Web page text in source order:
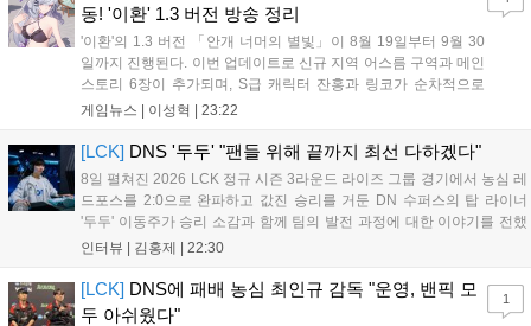
동! '이환' 1.3 버전 방송 정리
'이환'의 1.3 버전 「안개 너머의 별빛」이 8월 19일부터 9월 30
일까지 진행된다. 이번 업데이트로 신규 지역 어스름 구역과 메인
스토리 6장이 추가되며, S급 캐릭터 잔홍과 링코가 순차적으로
등장한다. 여름 시즌을 맞아 비치발리볼, 수상 오토바이 등 다채
의성도 강화된다. 8월 11일까지 사용 가능한 교환 코드 3종이 제
게임뉴스 | 이성혁 | 23:22
[LCK] DNS '두두' "팬들 위해 끝까지 최선 다하겠다"
8일 펼쳐진 2026 LCK 정규 시즌 3라운드 라이즈 그룹 경기에서 농심 레
드포스를 2:0으로 완파하고 값진 승리를 거둔 DN 수퍼스의 탑 라이너
'두두' 이동주가 승리 소감과 함께 팀의 발전 과정에 대한 이야기를 전했
다. 먼저 오랜만의 2:0 완승에 대해 '두두'는 "진짜 오랜만에 거둔 2:0 승
인터뷰 | 김홍제 | 22:30
[LCK] DNS에 패배 농심 최인규 감독 "운영, 밴픽 모
두 아쉬웠다"
1